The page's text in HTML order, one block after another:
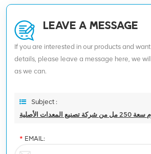
LEAVE A MESSAGE
If you are interested in our products and
details, please leave a message here, we
as we can.
Subject :
* EMAIL: